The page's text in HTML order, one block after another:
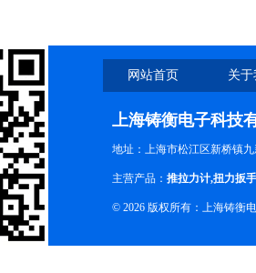
网站首页 关
上海铸衡电子科技
地址：上海市松江区新桥镇
主营产品： 推拉力计,扭力扳手
© 2026 版权所有：上海铸衡